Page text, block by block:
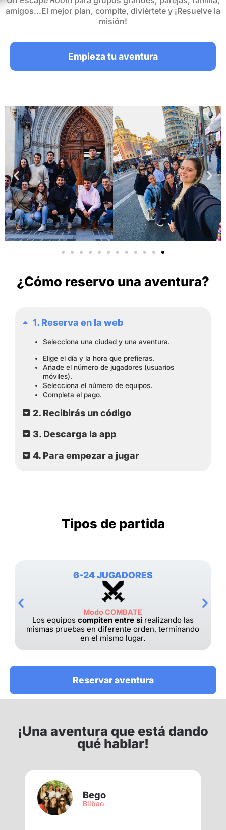
amigos...El mejor plan, compite, diviértete y ¡Resuelve la
misión!
Empieza tu aventura
¿Cómo reservo una aventura?
1. Reserva en la web
Selecciona una ciudad y una aventura.
Elige el día y la hora que prefieras.
Añade el número de jugadores (usuarios
móviles).
Selecciona el número de equipos.
Completa el pago.
2. Recibirás un código
3. Descarga la app
4. Para empezar a jugar
Tipos de partida
6-24 JUGADORES
Modo COMBATE
Los equipos compiten entre sí realizando las
mismas pruebas en diferente orden, terminando
en el mismo lugar.
Reservar aventura
¡Una aventura que está dando
qué hablar!
Bego
Bilbao